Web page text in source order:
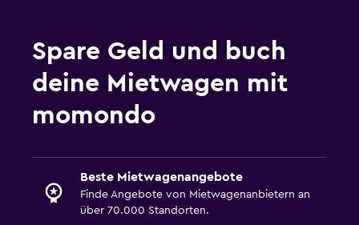
Spare Geld und buch
deine Mietwagen mit
momondo
Beste Mietwagenangebote
Finde Angebote von Mietwagenanbietern an
über 70.000 Standorten.